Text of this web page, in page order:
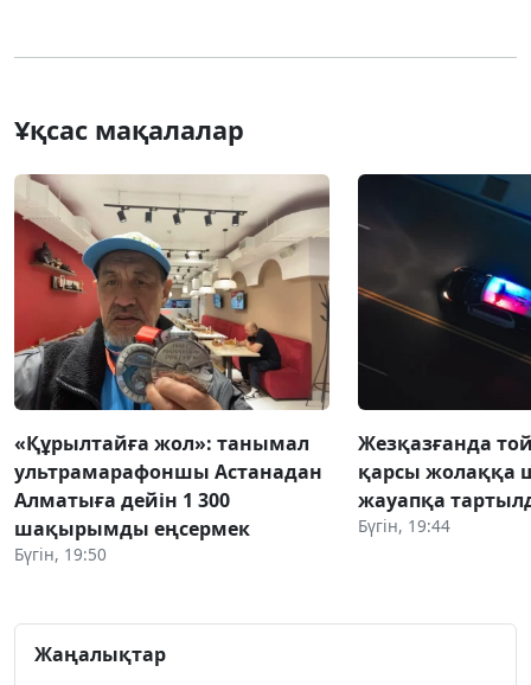
Ұқсас мақалалар
«Құрылтайға жол»: танымал
ультрамарафоншы Астанадан
Алматыға дейін 1 300
шақырымды еңсермек
Бүгін, 19:50
Жезқазғанда
қарсы жолаққа
жауапқа
Бүгін, 19:44
Жаңалықтар